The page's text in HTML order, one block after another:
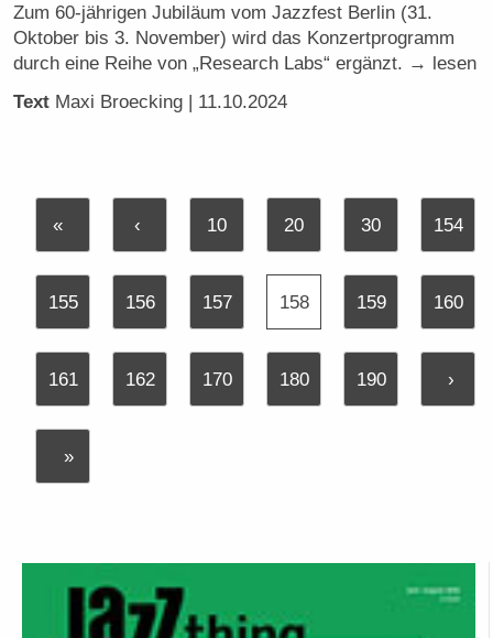
Zum 60-jährigen Jubiläum vom Jazzfest Berlin (31.
Oktober bis 3. November) wird das Konzertprogramm
durch eine Reihe von „Research Labs“ ergänzt. → lesen
Text Maxi Broecking | 11.10.2024
« ‹ 10 20 30 154
155 156 157 158 159 160
161 162 170 180 190 ›
»